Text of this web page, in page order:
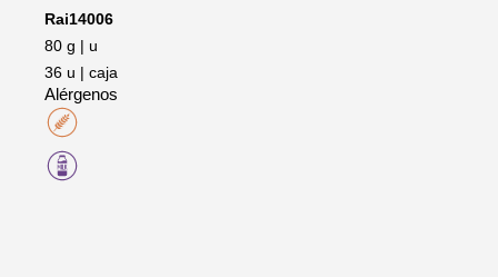
Rai14006
80 g | u
36 u | caja
Alérgenos